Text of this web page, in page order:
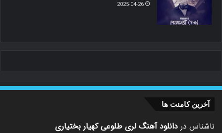
2025-04-26
آخرین کامنت ها
ناشناس در دانلود آهنگ لری طلوعی کهیار بختیاری